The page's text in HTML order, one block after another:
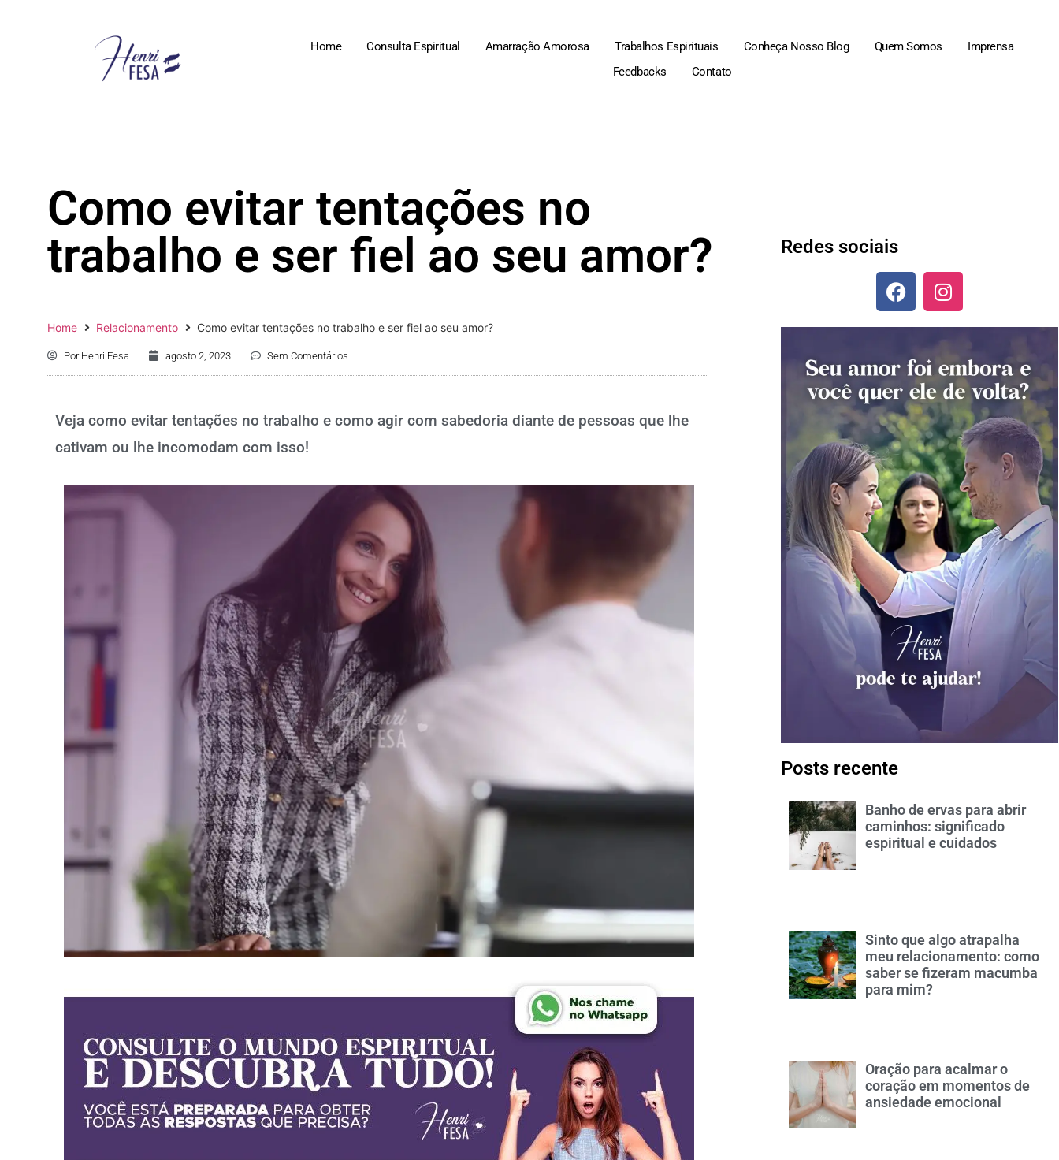
Home Consulta Espiritual Amarração Amorosa Trabalhos Espirituais Conheça Nosso Blog Quem Somos
Imprensa
Feedbacks
Contato
Como evitar tentações no
trabalho e ser fiel ao seu amor?
Home Relacionamento Como evitar tentações no trabalho e ser fiel ao seu amor?
PorHenri Fesa agosto 2, 2023 Sem Comentários
Veja como evitar tentações no trabalho e como agir com sabedoria diante de pessoas que lhe
cativam ou lhe incomodam com isso!
Redes sociais
Posts recente
Banho de ervas para abrir
caminhos: significado
espiritual e cuidados
Sinto que algo atrapalha
meu relacionamento: como
saber se fizeram macumba
para mim?
Oração para acalmar o
coração em momentos de
ansiedade emocional